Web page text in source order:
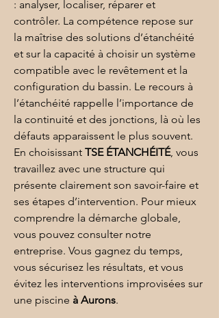
: analyser, localiser, réparer et
contrôler. La compétence repose sur
la maîtrise des solutions d’étanchéité
et sur la capacité à choisir un système
compatible avec le revêtement et la
configuration du bassin. Le recours à
l’étanchéité rappelle l’importance de
la continuité et des jonctions, là où les
défauts apparaissent le plus souvent.
En choisissant TSE ÉTANCHÉITÉ, vous
travaillez avec une structure qui
présente clairement son savoir-faire et
ses étapes d’intervention. Pour mieux
comprendre la démarche globale,
vous pouvez consulter notre
entreprise. Vous gagnez du temps,
vous sécurisez les résultats, et vous
évitez les interventions improvisées sur
une piscine à Aurons.